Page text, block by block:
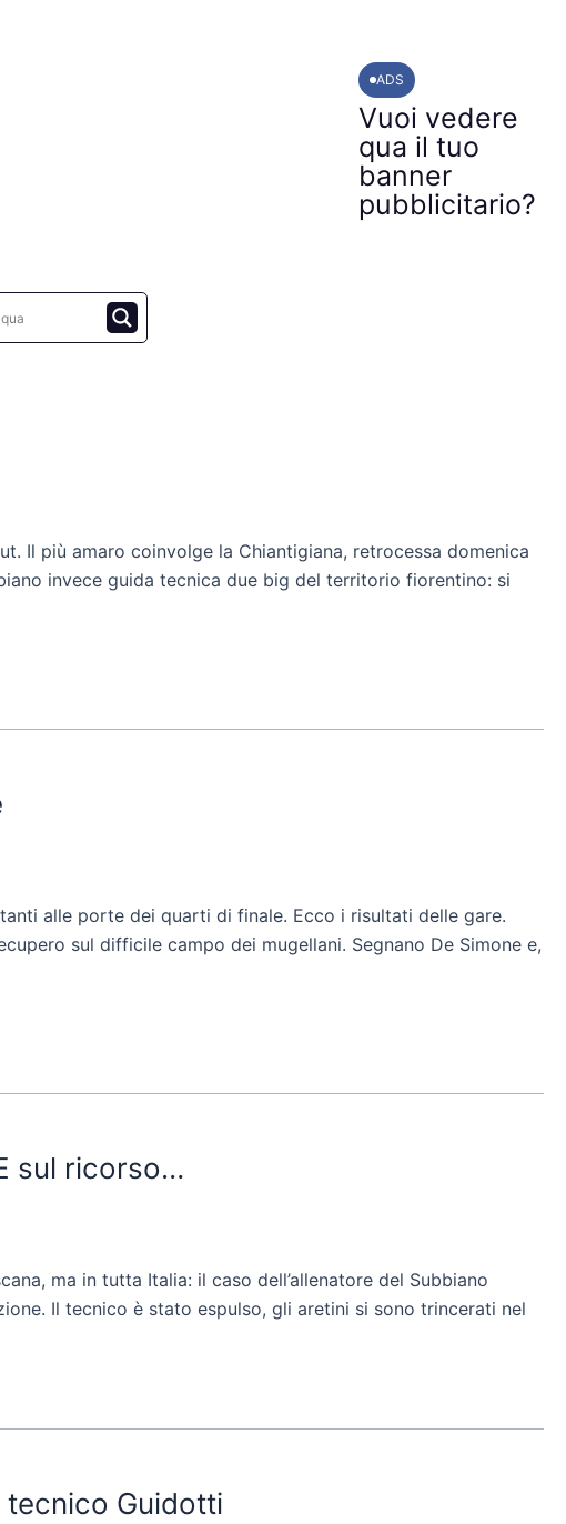
ADS
Vuoi vedere
qua il tuo
banner
pubblicitario?
Il più amaro coinvolge la Chiantigiana, retrocessa domenica
invece guida tecnica due big del territorio fiorentino: si
alle porte dei quarti di finale. Ecco i risultati delle gare.
sul difficile campo dei mugellani. Segnano De Simone e,
sul ricorso…
ma in tutta Italia: il caso dell’allenatore del Subbiano
Il tecnico è stato espulso, gli aretini si sono trincerati nel
Guidotti